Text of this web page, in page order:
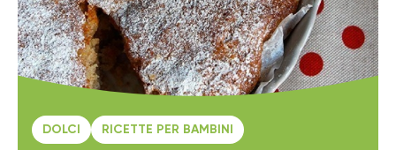
DOLCI RICETTE PER BAMBINI